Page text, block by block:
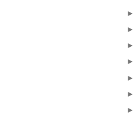
►
►
►
►
►
►
►